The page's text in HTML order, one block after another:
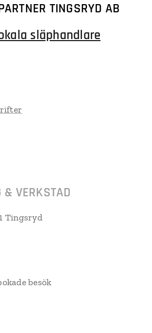
TINGSRYD AB
släphandlare
VERKSTAD
Tingsryd
besök